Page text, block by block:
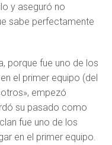
y aseguró no
sabe perfectamente
porque fue uno de los
el primer equipo (del
empezó
su pasado como
fue uno de los
en el primer equipo.